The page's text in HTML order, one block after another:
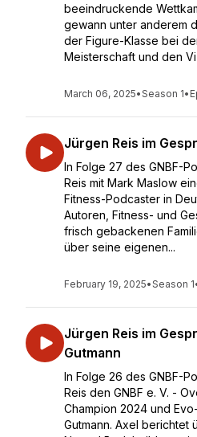
beeindruckende
gewann unter anderem
der Figure-Klasse bei
Meisterschaft und den
March 06, 2025•Season 1•
Jürgen Reis im
In Folge 27 des GNBF-
Reis mit Mark Maslow
Fitness-Podcaster in
Autoren, Fitness- und
frisch gebackenen
über seine eigenen...
February 19, 2025•Season 1
Jürgen Reis im
Gutmann
In Folge 26 des GNBF-
Reis den GNBF e. V. -
Champion 2024 und
Gutmann. Axel berichtet